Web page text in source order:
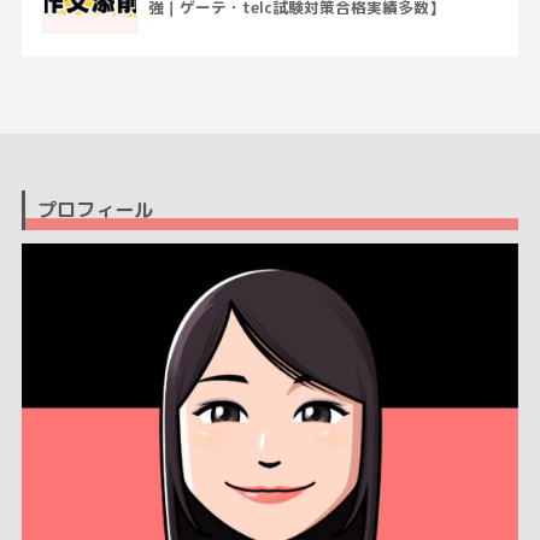
強｜ゲーテ・telc試験対策合格実績多数】
プロフィール